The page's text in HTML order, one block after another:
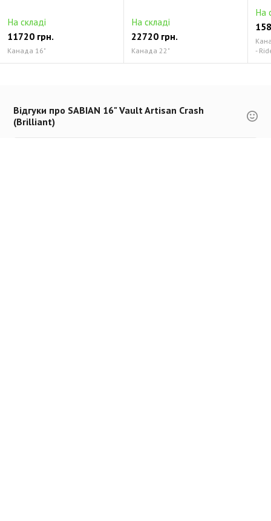
На складі
11720 грн.
Канада 16"
На складі
22720 грн.
Канада 22"
На
-
Відгуки про SABIAN 16" Vault Artisan Crash
(Brilliant)